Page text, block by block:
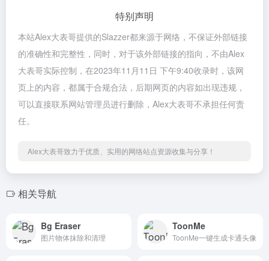
特别声明
本站Alex大表哥提供的Slazzer都来源于网络，不保证外部链接
的准确性和完整性，同时，对于该外部链接的指向，不由Alex
大表哥实际控制，在2023年11月11日 下午9:40收录时，该网
页上的内容，都属于合规合法，后期网页的内容如出现违规，
可以直接联系网站管理员进行删除，Alex大表哥不承担任何责
任。
Alex大表哥致力于优质、实用的网络站点资源收集与分享！
相关导航
Bg Eraser
图片物体抹除和清理
ToonMe
ToonMe一键生成卡通头像